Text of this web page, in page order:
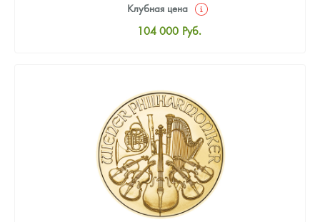
Клубная цена
104 000 Руб.
Цена выкупа
93 953 Руб.